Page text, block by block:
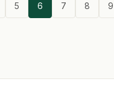
5 6 7 8 9